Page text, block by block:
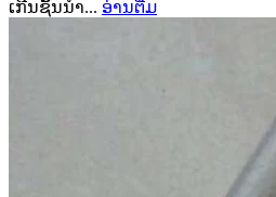
ເກີນຊັ້ນນຳ... ອ່ານ​ຕື່ມ